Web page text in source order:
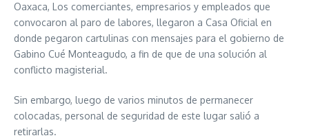
Oaxaca, Los comerciantes, empresarios y empleados que
convocaron al paro de labores, llegaron a Casa Oficial en
donde pegaron cartulinas con mensajes para el gobierno de
Gabino Cué Monteagudo, a fin de que de una solución al
conflicto magisterial.
Sin embargo, luego de varios minutos de permanecer
colocadas, personal de seguridad de este lugar salió a
retirarlas.